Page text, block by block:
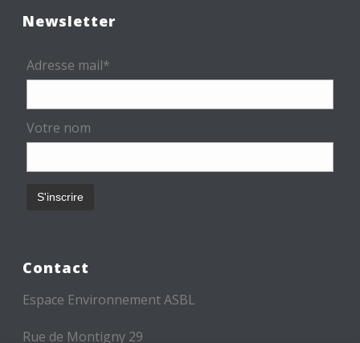
Newsletter
Adresse mail*
Votre nom
Contact
Espace Environnement ASBL
Rue de Montigny 29